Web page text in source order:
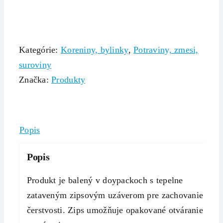
Kategórie: Koreniny, bylinky,Potraviny, zmesi,
suroviny
Značka:Produkty
Popis
Popis
Produkt je balený v doypackoch s tepelne
zataveným zipsovým uzáverom pre zachovanie
čerstvosti. Zips umožňuje opakované otváranie a